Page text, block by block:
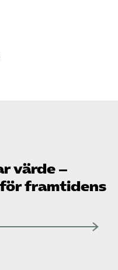
värde –
framtidens